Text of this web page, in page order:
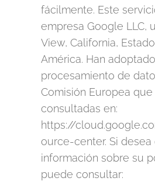
fácilmente. Este
empresa Google LLC,
View, California,
América. Han
procesamiento de
Comisión Europea
consultadas en:
https://
ource-center. Si
información sobre su
puede consultar: